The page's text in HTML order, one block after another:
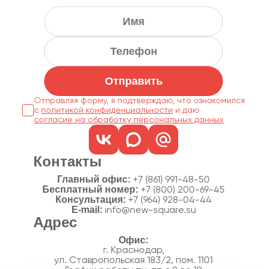
Отправить
Отправляя форму, я подтверждаю, что ознакомился
с политикой конфиденциальности
согласие на обработку персональных данных
Контакты
Главный офис: +7 (861) 991-48-50
Бесплатный номер: +7 (800) 200-69-45
Консультация: +7 (964) 928-04-44
E-mail: info@new-square.su
Адрес
г. Краснодар,
ул. Ставропольская 183/2, пом. 1101